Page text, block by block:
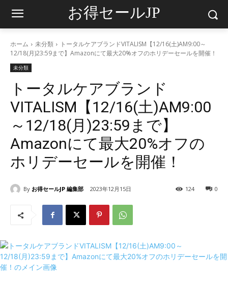
お得セールJP
ホーム 未分類
トータルケアブランドVITALISM【12/16(土)AM9:00～
12/18(月)23:59まで】Amazonにて最大20%オフのホリデーセールを開催！
未分類
トータルケアブランド
VITALISM【12/16(土)AM9:00
～12/18(月)23:59まで】
Amazonにて最大20%オフの
ホリデーセールを開催！
By お得セールJP 編集部 2023年12月15日 0
124